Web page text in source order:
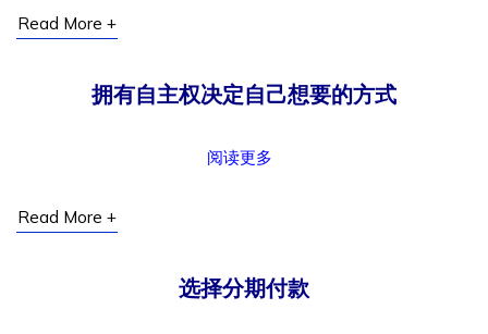
Read More +
拥有自主权决定自己想要的方式
阅读更多
Read More +
选择分期付款